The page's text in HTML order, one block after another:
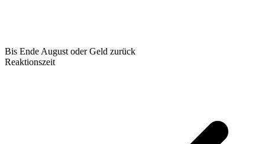
Bis Ende August oder Geld zurück
Reaktionszeit